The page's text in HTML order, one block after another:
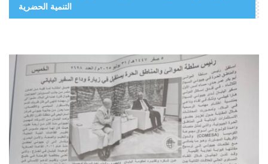
التنمية الحضرية